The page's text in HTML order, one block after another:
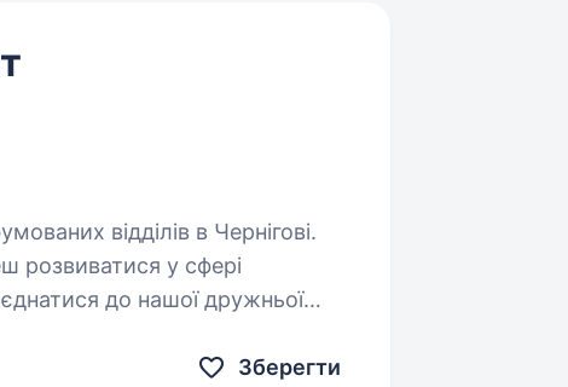
розвиватися у сфері
до нашої дружньої
Зберегти